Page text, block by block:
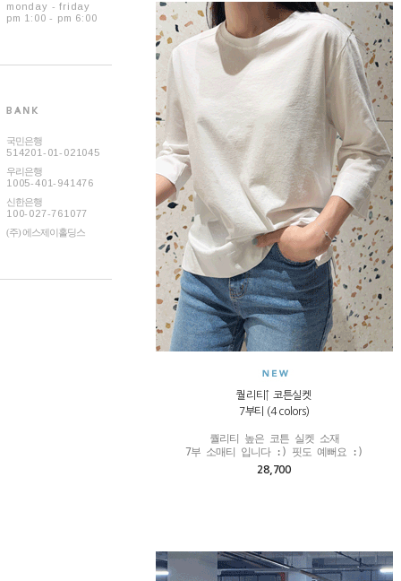
monday - friday
pm 1:00 - pm 6:00
국민은행
514201-01-021045
우리은행
1005-401-941476
신한은행
100-027-761077
(주) 에스제이홀딩스
퀄리티↑ 코튼실켓
7부티 (4 colors)
퀄리티 높은 코튼 실켓 소재
7부 소매티 입니다 :) 핏도 예뻐요 :)
28,700